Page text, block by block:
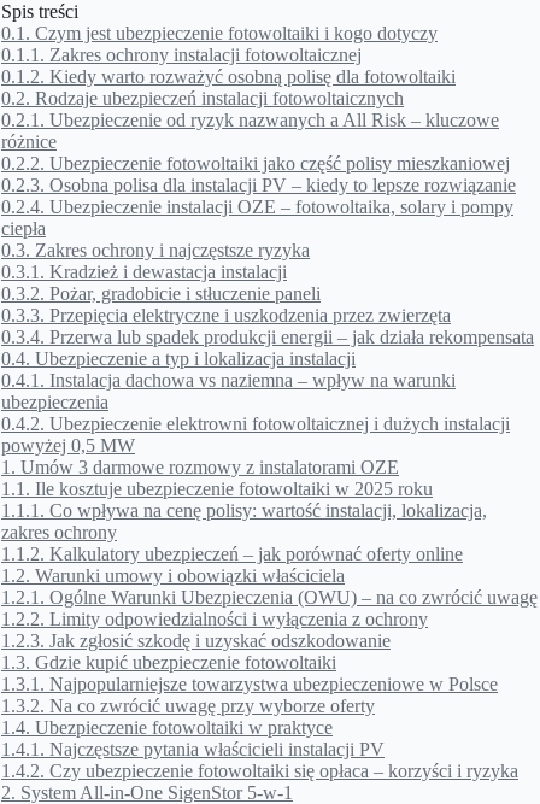
Spis treści
0.1. Czym jest ubezpieczenie fotowoltaiki i kogo dotyczy
0.1.1. Zakres ochrony instalacji fotowoltaicznej
0.1.2. Kiedy warto rozważyć osobną polisę dla fotowoltaiki
0.2. Rodzaje ubezpieczeń instalacji fotowoltaicznych
0.2.1. Ubezpieczenie od ryzyk nazwanych a All Risk – kluczowe
różnice
0.2.2. Ubezpieczenie fotowoltaiki jako część polisy mieszkaniowej
0.2.3. Osobna polisa dla instalacji PV – kiedy to lepsze rozwiązanie
0.2.4. Ubezpieczenie instalacji OZE – fotowoltaika, solary i pompy
ciepła
0.3. Zakres ochrony i najczęstsze ryzyka
0.3.1. Kradzież i dewastacja instalacji
0.3.2. Pożar, gradobicie i stłuczenie paneli
0.3.3. Przepięcia elektryczne i uszkodzenia przez zwierzęta
0.3.4. Przerwa lub spadek produkcji energii – jak działa rekompensata
0.4. Ubezpieczenie a typ i lokalizacja instalacji
0.4.1. Instalacja dachowa vs naziemna – wpływ na warunki
ubezpieczenia
0.4.2. Ubezpieczenie elektrowni fotowoltaicznej i dużych instalacji
powyżej 0,5 MW
1. Umów 3 darmowe rozmowy z instalatorami OZE
1.1. Ile kosztuje ubezpieczenie fotowoltaiki w 2025 roku
1.1.1. Co wpływa na cenę polisy: wartość instalacji, lokalizacja,
zakres ochrony
1.1.2. Kalkulatory ubezpieczeń – jak porównać oferty online
1.2. Warunki umowy i obowiązki właściciela
1.2.1. Ogólne Warunki Ubezpieczenia (OWU) – na co zwrócić uwagę
1.2.2. Limity odpowiedzialności i wyłączenia z ochrony
1.2.3. Jak zgłosić szkodę i uzyskać odszkodowanie
1.3. Gdzie kupić ubezpieczenie fotowoltaiki
1.3.1. Najpopularniejsze towarzystwa ubezpieczeniowe w Polsce
1.3.2. Na co zwrócić uwagę przy wyborze oferty
1.4. Ubezpieczenie fotowoltaiki w praktyce
1.4.1. Najczęstsze pytania właścicieli instalacji PV
1.4.2. Czy ubezpieczenie fotowoltaiki się opłaca – korzyści i ryzyka
2. System All-in-One SigenStor 5-w-1